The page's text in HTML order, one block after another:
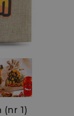
(nr 1)